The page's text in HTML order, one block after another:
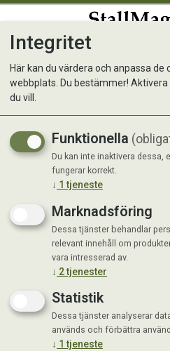
Underlägg
Integritet
Här kan du värdera och anpassa de
webbplats. Du bestämmer!
du vill.
Funktionella
Du kan inte inaktivera
fungerar korrekt.
↓ 1 tjeneste
Marknadsföring
Dessa tjänster behandlar
relevant innehåll om
vara intresserad av.
↓ 2tjenester
Statistik
Dessa tjänster analyserar
används och förbättra
↓ 1 tjeneste